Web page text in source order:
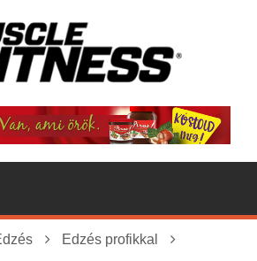
Edzés profikkal